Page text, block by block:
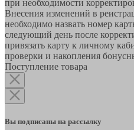
при необходимости
Внесения изменений в
необходимо назвать номер
следующий день после
привязать карту к личному
проверки и накопления
Поступление товара
Вы подписаны на рассылку